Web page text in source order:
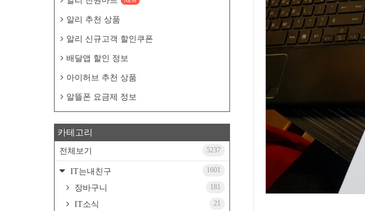
알리 추천 상품
알리 신규고객 할인쿠폰
배달앱 할인 정보
아이허브 추천 상품
알뜰폰 요금제 정보
카테고리
전체보기 5237
IT는내친구 1601
장바구니 181
IT소식 21